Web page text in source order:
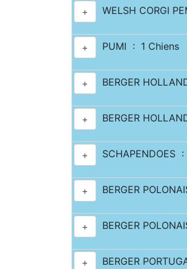
+ WELSH CORGI
+ PUMI : 1 Chiens
+ BERGER
+ BERGER
+ SCHAPENDOES
+ BERGER
+ BERGER
+ BERGER